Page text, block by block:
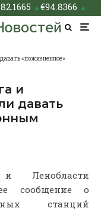
82.1665 ▲€94.8366 ▲
«пожизненное»
и
давать
Ленобласти
сообщение о
станций